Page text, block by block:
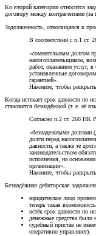
Ко второй категории относится
договору между контрагентами
Задолженность, относящаяся к
В соответствии с п.1
«сомнительным долгом
налогоплательщиком,
работ, оказанием услуг,
установленные
гарантией».
Нажмите, чтобы
Когда истекает срок давности по
становится безнадёжной (т. е. её
Согласно п.2 ст. 266 НК
«безнадежными долгами
долги перед
давности, а также те
законодательством
исполнения, на
организации».
Нажмите, чтобы
Безнадёжная дебиторская
юридическое лицо
теперь такая
истёк срок давности по
денежные средства были
судебный пристав не
оперативно управляют).